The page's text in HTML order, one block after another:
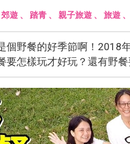
郊遊、 踏青、 親子旅遊、 旅遊
個野餐的好季節啊！2018
要怎樣玩才好玩？還有野